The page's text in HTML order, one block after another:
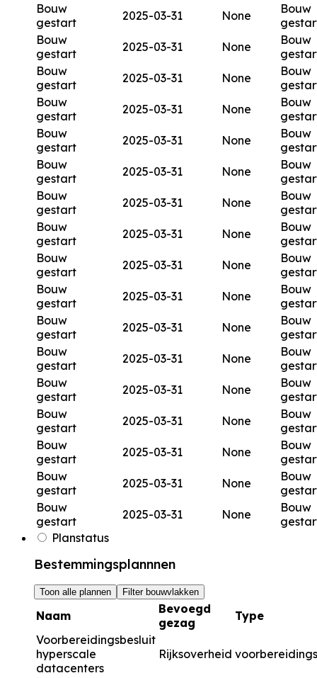
Bouw
gestart
2025-03-31 None
Bouw
Bouw
gestart
2025-03-31 None
Bouw
Bouw
gestart
2025-03-31 None
Bouw
Bouw
gestart
2025-03-31 None
Bouw
Bouw
gestart
2025-03-31 None
Bouw
Bouw
gestart
2025-03-31 None
Bouw
Bouw
gestart
2025-03-31 None
Bouw
Bouw
gestart
2025-03-31 None
Bouw
Bouw
gestart
2025-03-31 None
Bouw
Bouw
gestart
2025-03-31 None
Bouw
Bouw
gestart
2025-03-31 None
Bouw
Bouw
gestart
2025-03-31 None
Bouw
Bouw
gestart
2025-03-31 None
Bouw
Bouw
gestart
2025-03-31 None
Bouw
Bouw
gestart
2025-03-31 None
Bouw
Bouw
gestart
2025-03-31 None
Bouw
Bouw
gestart
2025-03-31 None
Bouw
Planstatus
Bestemmingsplannnen
Toon alle plannen Filter bouwvlakken
Naam
Bevoegd
gezag
Type
Voorbereidingsbesluit
hyperscale
datacenters
Rijksoverheid